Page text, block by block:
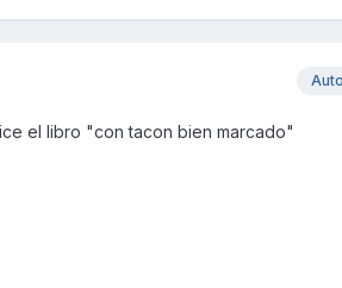
el libro "con tacon bien marcado"